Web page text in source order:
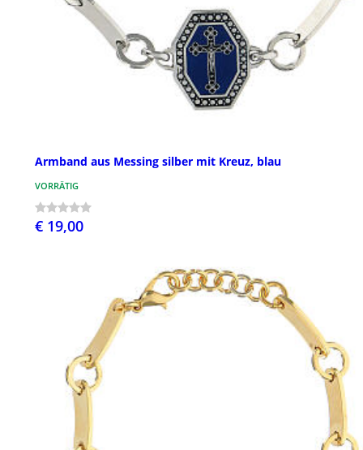
Armband aus Messing silber mit Kreuz, blau
VORRÄTIG
€ 19,00